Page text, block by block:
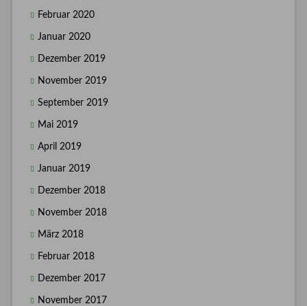
Februar 2020
Januar 2020
Dezember 2019
November 2019
September 2019
Mai 2019
April 2019
Januar 2019
Dezember 2018
November 2018
März 2018
Februar 2018
Dezember 2017
November 2017